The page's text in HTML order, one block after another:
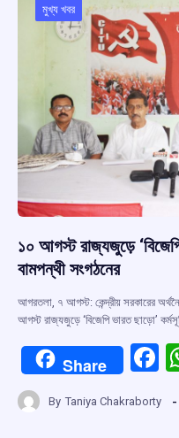
মুখ্য খবর
১০ আগস্ট রাজ্যজুড়ে
বামপন্থী সংগঠনের
আগরতলা, ৭ আগস্ট: কেন্দ্রীয় সরকারের
আগস্ট রাজ্যজুড়ে ‘বিজেপি ভারত ছাড়ো’
Share
F
ce
By Taniya Chakraborty